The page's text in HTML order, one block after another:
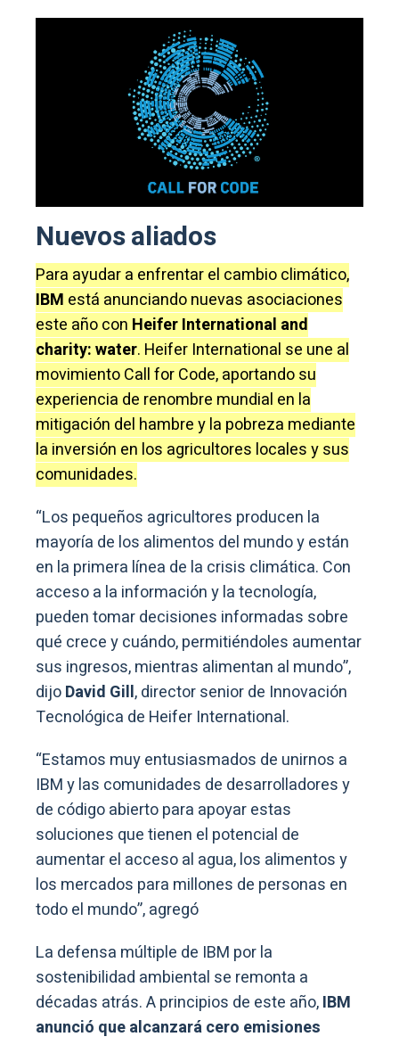
Nuevos aliados
Para ayudar a enfrentar el cambio climático,
IBM está anunciando nuevas asociaciones
este año con Heifer International and
charity: water. Heifer International se une al
movimiento Call for Code, aportando su
experiencia de renombre mundial en la
mitigación del hambre y la pobreza mediante
la inversión en los agricultores locales y sus
comunidades.
“Los pequeños agricultores producen la
mayoría de los alimentos del mundo y están
en la primera línea de la crisis climática. Con
acceso a la información y la tecnología,
pueden tomar decisiones informadas sobre
qué crece y cuándo, permitiéndoles aumentar
sus ingresos, mientras alimentan al mundo”,
dijoDavid Gill, director senior de Innovación
Tecnológica de Heifer International.
“Estamos muy entusiasmados de unirnos a
IBM y las comunidades de desarrolladores y
de código abierto para apoyar estas
soluciones que tienen el potencial de
aumentar el acceso al agua, los alimentos y
los mercados para millones de personas en
todo el mundo”, agregó
La defensa múltiple de IBM por la
sostenibilidad ambiental se remonta a
décadas atrás. A principios de este año,IBM
anunció que alcanzará cero emisiones